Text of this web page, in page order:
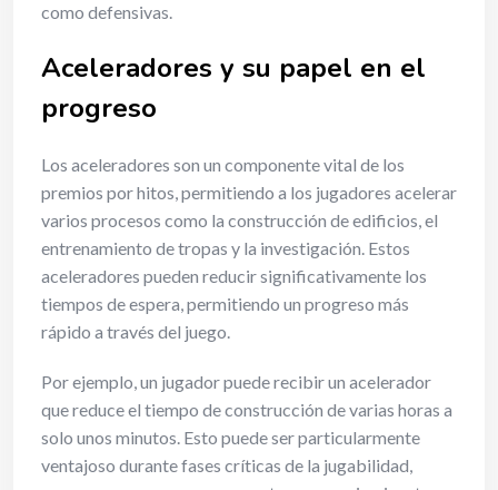
como defensivas.
Aceleradores y su papel en el
progreso
Los aceleradores son un componente vital de los
premios por hitos, permitiendo a los jugadores acelerar
varios procesos como la construcción de edificios, el
entrenamiento de tropas y la investigación. Estos
aceleradores pueden reducir significativamente los
tiempos de espera, permitiendo un progreso más
rápido a través del juego.
Por ejemplo, un jugador puede recibir un acelerador
que reduce el tiempo de construcción de varias horas a
solo unos minutos. Esto puede ser particularmente
ventajoso durante fases críticas de la jugabilidad,